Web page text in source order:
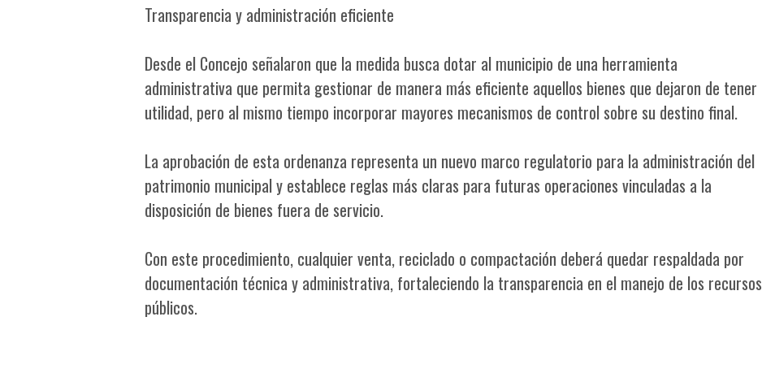
Transparencia y administración eficiente
Desde el Concejo señalaron que la medida busca dotar al municipio de una herramienta
administrativa que permita gestionar de manera más eficiente aquellos bienes que dejaron de tener
utilidad, pero al mismo tiempo incorporar mayores mecanismos de control sobre su destino final.
La aprobación de esta ordenanza representa un nuevo marco regulatorio para la administración del
patrimonio municipal y establece reglas más claras para futuras operaciones vinculadas a la
disposición de bienes fuera de servicio.
Con este procedimiento, cualquier venta, reciclado o compactación deberá quedar respaldada por
documentación técnica y administrativa, fortaleciendo la transparencia en el manejo de los recursos
públicos.